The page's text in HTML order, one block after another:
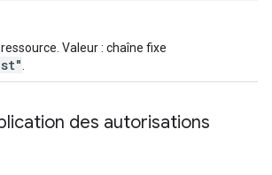
Valeur : chaîne fixe
des autorisations